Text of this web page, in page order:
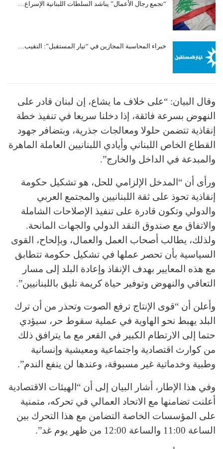
“تجمع رجال الأعمال” يناشد السلطات اللبنانية الإسراع…
خبراء المحاسبة المجازين في “تيار المستقبل”: النقيب…
وقال البيان: “على خلاف ما يشاع، إن لبنان قادر على
النهوض بسرعة فائقة، إذا دخلنا سريعا في تنفيذ خطة
إنقاذية تتضمن حلولا ومعالجات جذرية، وبتضافر جهود
القطاع الخاص اللبناني وأيادي اللبنانيين العاملة الماهرة
والمبدعة في الداخل والخارج”.
ورأى أن “المدخل الإلزامي للحل، هو تشكيل حكومة
إنقاذية تحوذ على ثقة اللبنانيين والمجتمع العربي
والدولي وتكون قادرة على تنفيذ الإصلاحات الشاملة
والاتفاق مع صندوق النقد الدولي والجهات المانحة.
ولذلك، يطالب أصحاب العمل والعمال، وبإلحاح، القوى
السياسية بأن تحصر عملها في تشكيل حكومة تتطابق
مع هذه المعايير بهدف الإنقاذ وإعادة البلد إلى مسار
التعافي والنهوض وتوفير حياة كريمة تليق باللبنانيين”.
وأعلن أن “قوى الإنتاج ترفع الصوت وتحذر من أن ترك
البلد يهبط نحو الهاوية في عملية سقوط حر، سيؤدي
حتما إلى الارتطام الكبير في القعر مع ما يترافق ذلك
من كوارث اقتصادية واجتماعية ومعيشية وإنسانية
وطبية وخدماتية غير مسبوقة، وعندها لن ينفع الندم”.
وفي هذا الإطار، أشار البيان إلى أن “الهيئات الاقتصادية
أعلنت تضامنها مع الاتحاد العمالي في تحركه، متمنية
على المؤسسات الخاصة التضامن مع هذا التحرك بين
الساعة 11:00 والساعة 12:00 من ظهر يوم غد”.